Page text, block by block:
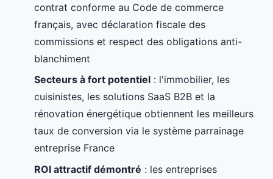
contrat conforme au Code de commerce
français, avec déclaration fiscale des
commissions et respect des obligations anti-
blanchiment
Secteurs à fort potentiel : l'immobilier, les
cuisinistes, les solutions SaaS B2B et la
rénovation énergétique obtiennent les meilleurs
taux de conversion via le système parrainage
entreprise France
ROI attractif démontré : les entreprises